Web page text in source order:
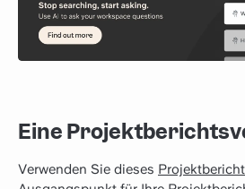
Eine
Verwenden Sie dieses